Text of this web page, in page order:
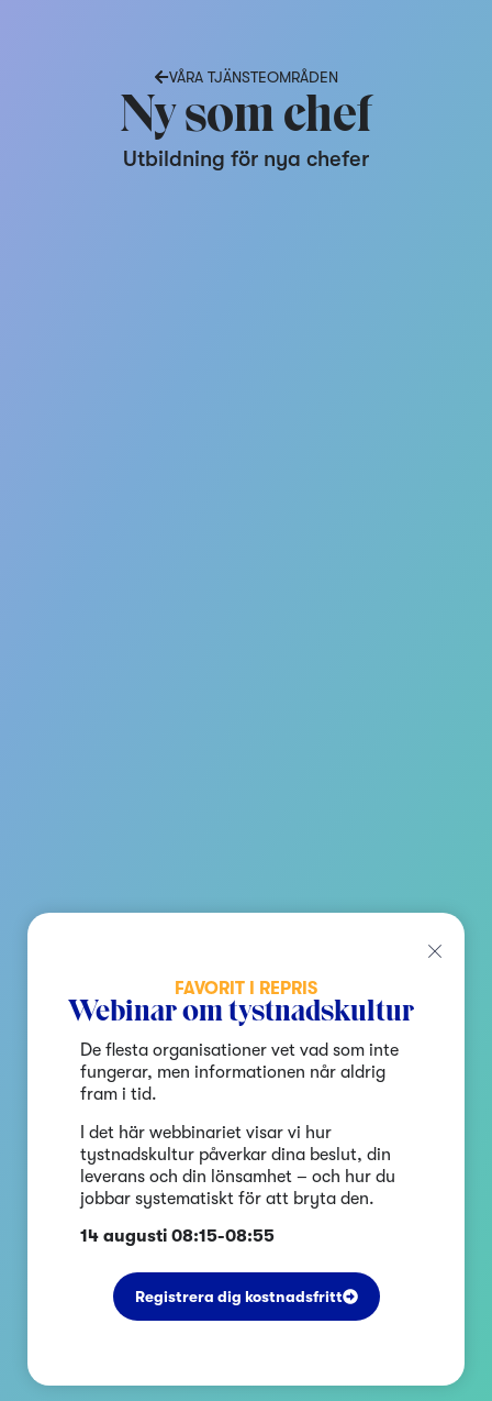
VÅRA TJÄNSTEOMRÅDEN
Ny som chef
Utbildning för nya chefer
FAVORIT I REPRIS
Webinar om tystnadskultur
De flesta organisationer vet vad som inte
fungerar, men informationen når aldrig
fram i tid.
I det här webbinariet visar vi hur
tystnadskultur påverkar dina beslut, din
leverans och din lönsamhet – och hur du
jobbar systematiskt för att bryta den.
14 augusti 08:15-08:55
Registrera dig kostnadsfritt